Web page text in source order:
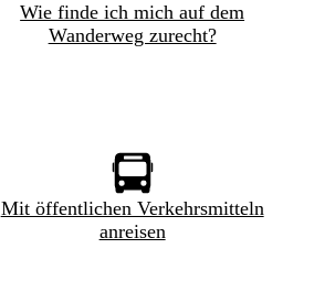
Wie finde ich mich auf dem
Wanderweg zurecht?
Mit öffentlichen Verkehrsmitteln
anreisen